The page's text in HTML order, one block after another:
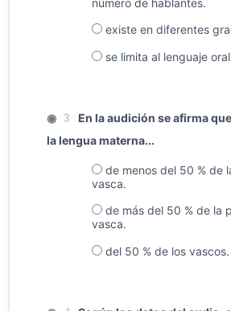
existe en diferentes
se limita al lenguaje
◉ 3
En la audición se afirma
la lengua materna...
de menos del 50 % de
vasca.
de más del 50 % de la
vasca.
del 50 % de los vascos.